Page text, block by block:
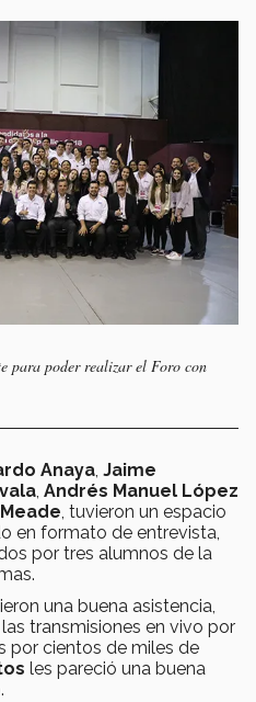
para poder realizar el Foro con
Anaya, Jaime
, Andrés Manuel López
, tuvieron un espacio
en formato de entrevista,
por tres alumnos de la
una buena asistencia,
transmisiones en vivo por
por cientos de miles de
les pareció una buena